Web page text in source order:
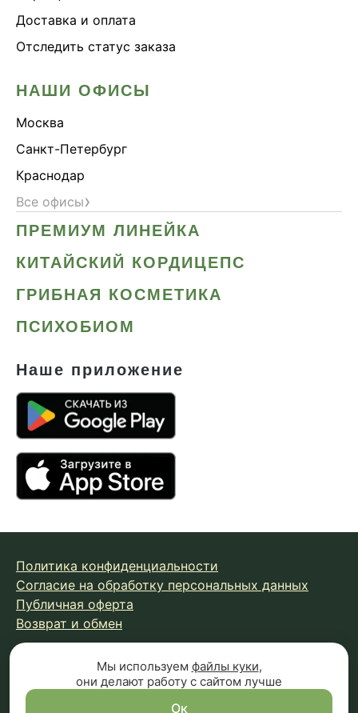
Доставка и оплата
Отследить статус заказа
НАШИ ОФИСЫ
Москва
Санкт-Петербург
Краснодар
Все офисы›
ПРЕМИУМ ЛИНЕЙКА
КИТАЙСКИЙ КОРДИЦЕПС
ГРИБНАЯ КОСМЕТИКА
ПСИХОБИОМ
Наше приложение
Политика конфиденциальности
Согласие на обработку персональных данных
Публичная оферта
Возврат и обмен
© 2026 Fungiline — зарегистрированная торговая марка.
Копирование материалов с сайта запрещено.
Вся информация на сайте носит справочный характер и
Мы используем файлы куки,
они делают работу с сайтом лучше
Ок